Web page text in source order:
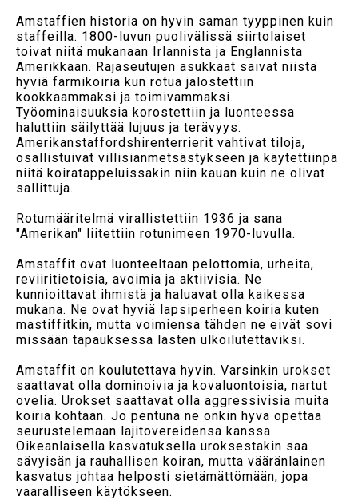
Amstaffien historia on hyvin saman tyyppinen kuin
staffeilla. 1800-luvun puolivälissä siirtolaiset
toivat niitä mukanaan Irlannista ja Englannista
Amerikkaan. Rajaseutujen asukkaat saivat niistä
hyviä farmikoiria kun rotua jalostettiin
kookkaammaksi ja toimivammaksi.
Työominaisuuksia korostettiin ja luonteessa
haluttiin säilyttää lujuus ja terävyys.
Amerikanstaffordshirenterrierit vahtivat tiloja,
osallistuivat villisianmetsästykseen ja käytettiinpä
niitä koiratappeluissakin niin kauan kuin ne olivat
sallittuja.
Rotumääritelmä virallistettiin 1936 ja sana
"Amerikan" liitettiin rotunimeen 1970-luvulla.
Amstaffit ovat luonteeltaan pelottomia, urheita,
reviiritietoisia, avoimia ja aktiivisia. Ne
kunnioittavat ihmistä ja haluavat olla kaikessa
mukana. Ne ovat hyviä lapsiperheen koiria kuten
mastiffitkin, mutta voimiensa tähden ne eivät sovi
missään tapauksessa lasten ulkoilutettaviksi.
Amstaffit on koulutettava hyvin. Varsinkin urokset
saattavat olla dominoivia ja kovaluontoisia, nartut
ovelia. Urokset saattavat olla aggressivisia muita
koiria kohtaan. Jo pentuna ne onkin hyvä opettaa
seurustelemaan lajitovereidensa kanssa.
Oikeanlaisella kasvatuksella uroksestakin saa
sävyisän ja rauhallisen koiran, mutta vääränlainen
kasvatus johtaa helposti sietämättömään, jopa
vaaralliseen käytökseen.